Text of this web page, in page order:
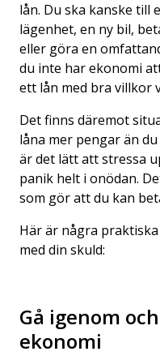
lån. Du ska kanske till
lägenhet, en ny bil,
eller göra en
du inte har ekonomi
ett lån med bra villkor
Det finns däremot
låna mer pengar än
är det lätt att stressa
panik helt i onödan.
som gör att du kan
Här är några
med din skuld:
Gå igenom
ekonomi